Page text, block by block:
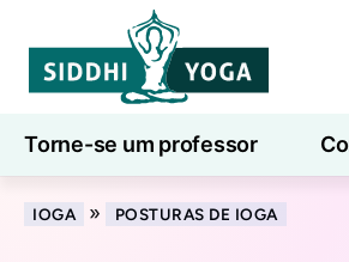
Torne-se um professor
Aulas de ioga online 7 Dias
IOGA » POSTURAS DE IOGA